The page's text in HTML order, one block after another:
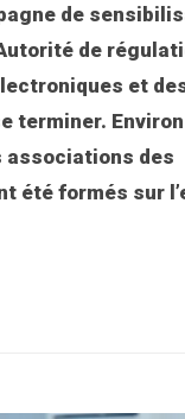
de
de
et
terminer.
associations des
été formés sur